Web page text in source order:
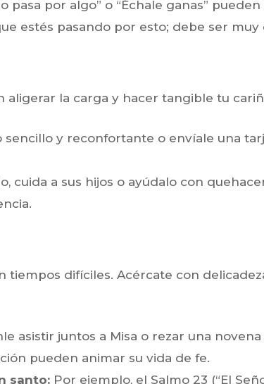
pasa por algo” o “Échale ganas”
estés pasando por esto; debe ser muy
aligerar la carga y hacer tangible tu
sencillo y reconfortante o envíale una
cuida a sus hijos o ayúdalo con
tiempos difíciles. Acércate con
asistir juntos a Misa o rezar una
pueden animar su vida de fe.
santo: Por ejemplo, el Salmo 23 (“El